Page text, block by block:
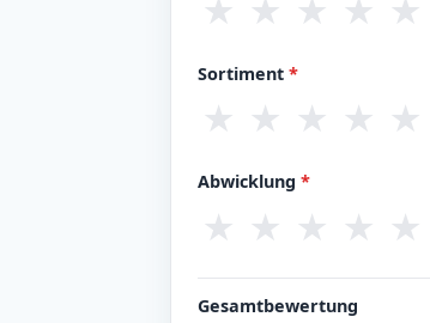
★ ★ ★ ★ ★
Sortiment *
★ ★ ★ ★ ★
Abwicklung *
★ ★ ★ ★ ★
Gesamtbewertung